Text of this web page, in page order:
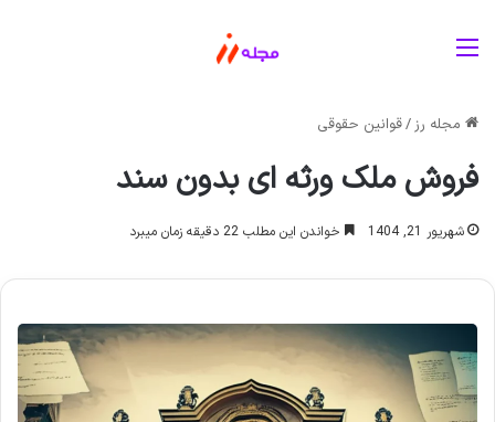
مجله رز/قوانین حقوقی
فروش ملک ورثه ای بدون سند
شهریور 21, 1404 خواندن این مطلب 22 دقیقه زمان میبرد